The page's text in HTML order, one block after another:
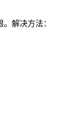
解决方法：